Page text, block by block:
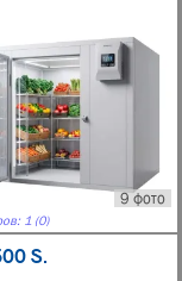
9 фото
1 (0)
S.